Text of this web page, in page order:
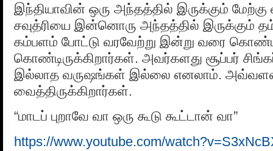
இந்தியாவின் ஒரு அந்தத்தில் இருக்கும்
சவுத்ரியை இன்னொரு அந்தத்தில் இருக்கும்
கம்பளம் போட்டு வரவேற்று இன்று வரை
கொண்டிருக்கிறார்கள். அவர்களது சூப்பர்
இல்லாத வருஷங்கள் இல்லை எனலாம்.
வைத்திருக்கிறார்கள்.
“மாடப் புறாவே வா ஒரு கூடு கூட்டான் வா”
https://www.youtube.com/